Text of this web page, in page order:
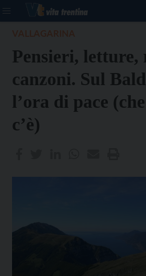
Pensieri, letture,
canzoni. Sul
l’ora di pace
c’è)